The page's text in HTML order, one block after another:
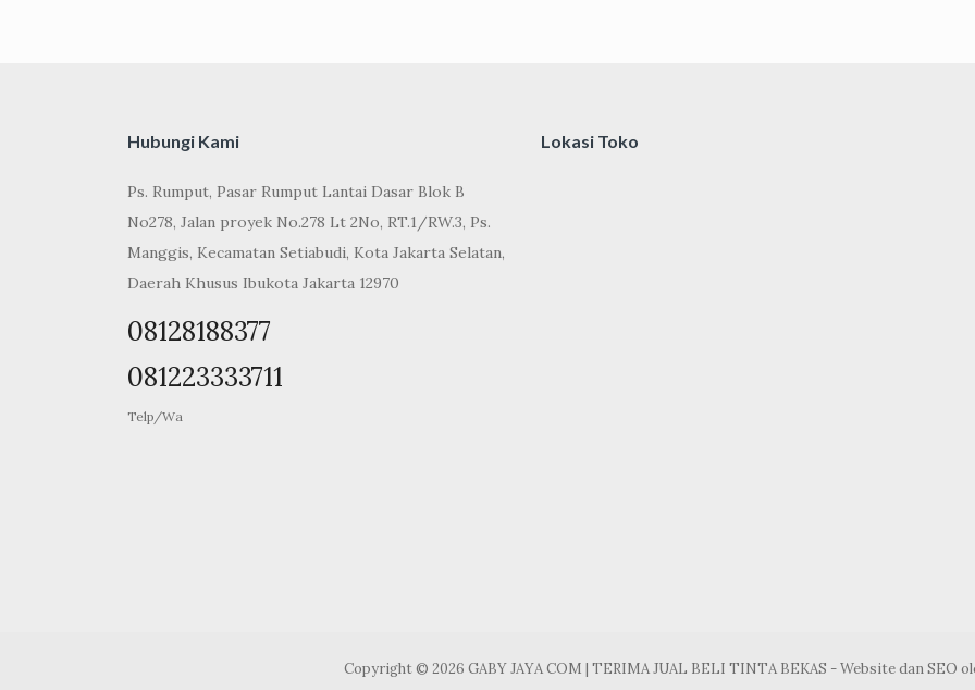
Hubungi Kami
Ps. Rumput, Pasar Rumput Lantai Dasar Blok B
No278, Jalan proyek No.278 Lt 2No, RT.1/RW.3, Ps.
Manggis, Kecamatan Setiabudi, Kota Jakarta Selatan,
Daerah Khusus Ibukota Jakarta 12970
08128188377
081223333711
Telp/Wa
Lokasi Toko
Copyright © 2026 GABY JAYA COM | TERIMA JUAL BELI TINTA BEKAS - Website dan SEO